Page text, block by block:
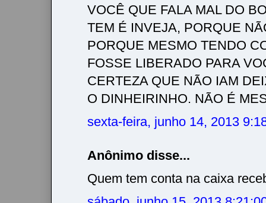
VOCÊ QUE FALA MAL DO
TEM É INVEJA, PORQUE
PORQUE MESMO TENDO
FOSSE LIBERADO PARA
CERTEZA QUE NÃO IAM
O DINHEIRINHO. NÃO É
sexta-feira, junho 14, 2013
Anônimo disse...
Quem tem conta na caixa